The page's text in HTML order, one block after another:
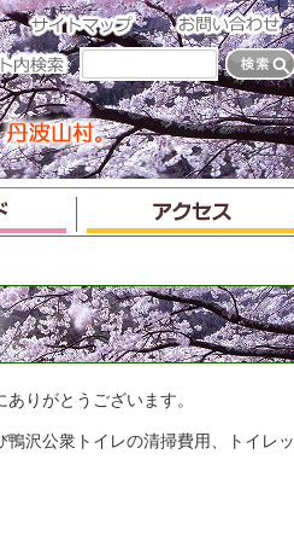
りがとうございます。
沢公衆トイレの清掃費用、トイレッ